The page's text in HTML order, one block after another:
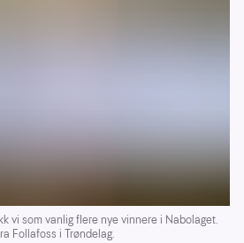
vi som vanlig flere nye vinnere i Nabolaget.
Follafoss i Trøndelag.